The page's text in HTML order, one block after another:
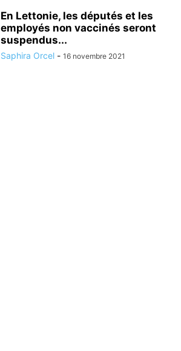
En Lettonie, les députés et les
employés non vaccinés seront
suspendus...
Saphira Orcel - 16 novembre 2021